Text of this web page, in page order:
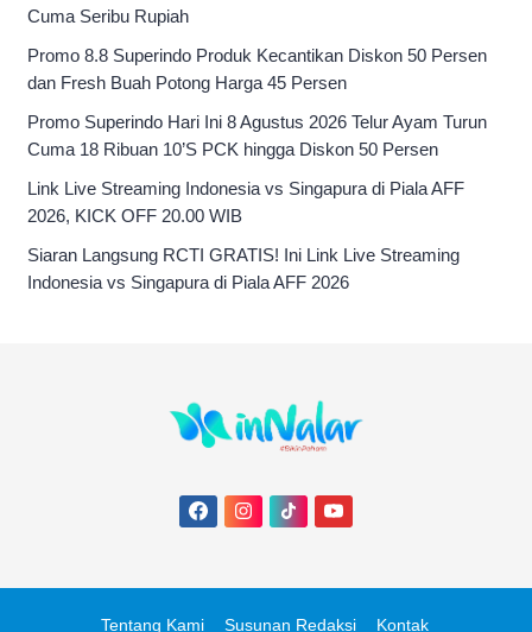
Cuma Seribu Rupiah
Promo 8.8 Superindo Produk Kecantikan Diskon 50 Persen
dan Fresh Buah Potong Harga 45 Persen
Promo Superindo Hari Ini 8 Agustus 2026 Telur Ayam Turun
Cuma 18 Ribuan 10’S PCK hingga Diskon 50 Persen
Link Live Streaming Indonesia vs Singapura di Piala AFF
2026, KICK OFF 20.00 WIB
Siaran Langsung RCTI GRATIS! Ini Link Live Streaming
Indonesia vs Singapura di Piala AFF 2026
Tentang Kami Susunan Redaksi Kontak